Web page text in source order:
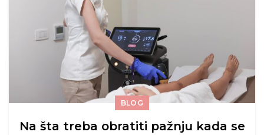
BLOG
Na šta treba obratiti pažnju kada se